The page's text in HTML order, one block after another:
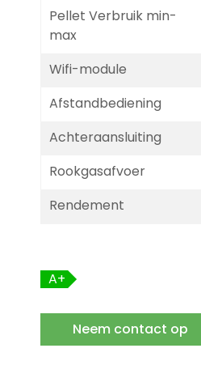
Pellet Verbruik min-
max
Wifi-module
Afstandbediening
Achteraansluiting
Rookgasafvoer
Rendement
A+
Neem contact op